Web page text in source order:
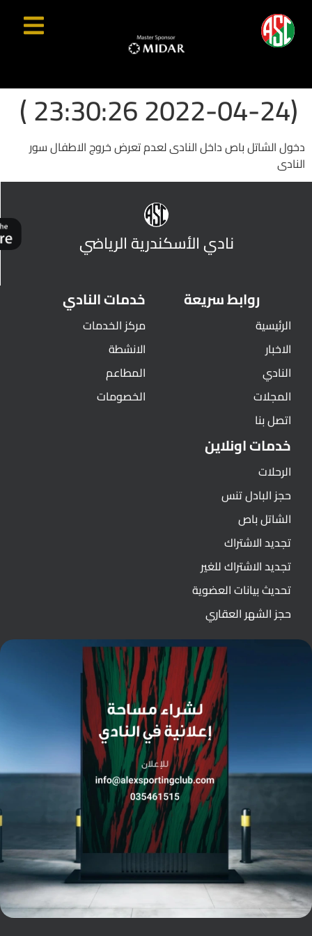
(2022-04-24 23:30:26 )
دخول الشاتل باص داخل النادى لعدم تعرض خروج الاطفال سور
النادى
نادي الأسكندرية الرياضي
روابط سريعة
الرئيسية
الاخبار
النادي
المجلات
اتصل بنا
خدمات النادي
مركز الخدمات
الانشطة
المطاعم
الخصومات
خدمات اونلاين
الرحلات
حجز البادل تنس
الشاتل باص
تجديد الاشتراك
تجديد الاشتراك للغير
تحديث بيانات العضوية
حجز الشهر العقاري